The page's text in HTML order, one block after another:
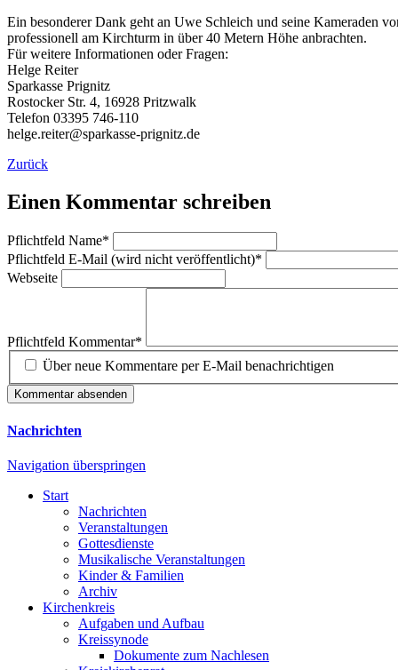
Ein besonderer Dank geht an Uwe Schleich und seine Kameraden
professionell am Kirchturm in über 40 Metern Höhe anbrachten.
Für weitere Informationen oder Fragen:
Helge Reiter
Sparkasse Prignitz
Rostocker Str. 4, 16928 Pritzwalk
Telefon 03395 746-110
helge.reiter@sparkasse-prignitz.de
Zurück
Einen Kommentar schreiben
Pflichtfeld Name*
Pflichtfeld E-Mail (wird nicht veröffentlicht)*
Webseite
Pflichtfeld Kommentar*
Über neue Kommentare per E-Mail benachrichtigen
Kommentar absenden
Nachrichten
Navigation überspringen
Start
Nachrichten
Veranstaltungen
Gottesdienste
Musikalische Veranstaltungen
Kinder & Familien
Archiv
Kirchenkreis
Aufgaben und Aufbau
Kreissynode
Dokumente zum Nachlesen